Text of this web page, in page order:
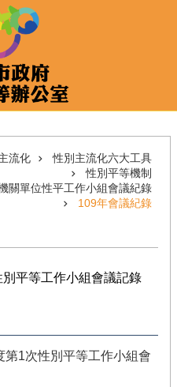
流化
性別主流化六大工具
性別平等機制
關單位性平工作小組會議紀錄
109年會議紀錄
平等工作小組會議記錄
1次性別平等工作小組會